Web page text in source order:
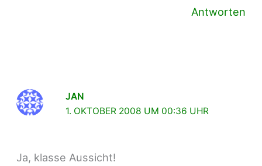
Antworten
JAN
1. OKTOBER 2008 UM 00:36 UHR
Ja, klasse Aussicht!